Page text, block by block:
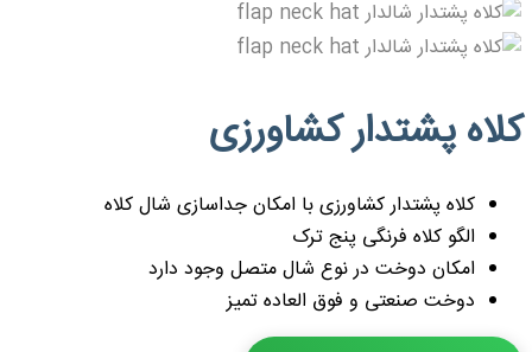
کلاه پشتدار کشاورزی
کلاه پشتدار کشاورزی با امکان جداسازی شال کلاه
الگو کلاه فرنگی پنج ترک
امکان دوخت در نوع شال متصل وجود دارد
دوخت صنعتی و فوق العاده تمیز